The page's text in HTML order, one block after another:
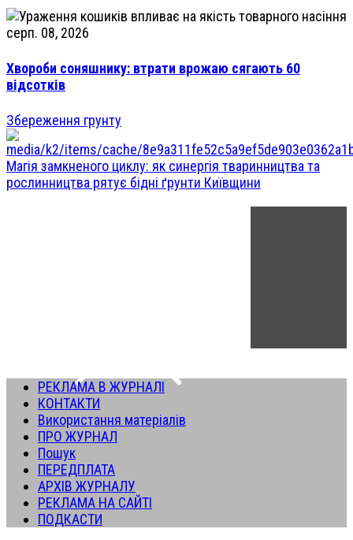
серп. 08, 2026
Хвороби соняшнику: втрати врожаю сягають 60
відсотків
Збереження грунту
Магія замкненого циклу: як синергія тваринництва та
рослинництва рятує бідні ґрунти Київщини
РЕКЛАМА В ЖУРНАЛІ
КОНТАКТИ
Використання матеріалів
ПРО ЖУРНАЛ
Пошук
ПЕРЕДПЛАТА
АРХІВ ЖУРНАЛУ
РЕКЛАМА НА САЙТІ
ПОДКАСТИ